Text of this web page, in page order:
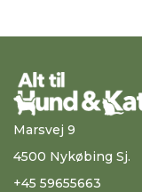
Marsvej 9
4500 Nykøbing Sj.
+45 59655663